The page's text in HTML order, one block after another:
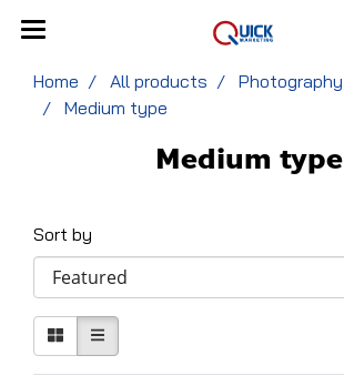
Home All products Photography
Medium type
Medium type
Sort by